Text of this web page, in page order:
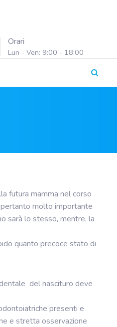
Orari
Lun - Ven: 9:00 - 18:00
futura mamma nel corso
pertanto molto importante
sarà lo stesso, mentre, la
quanto precoce stato di
del nascituro deve
presenti e
e stretta osservazione